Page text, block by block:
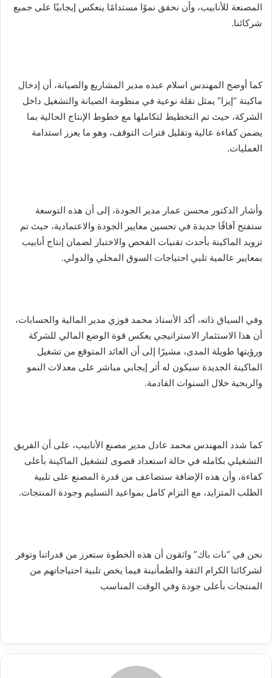
المصنعة للأنابيب، وأن نحقق نموًا مستدامًا ينعكس إيجابيًا على جميع
شركائنا.
كما أوضح المهندس اسلام عبده مدير المشاريع والصيانة، أن إدخال
ماكينة “إيزا” يمثل نقلة نوعية في منظومة الصيانة والتشغيل داخل
الشركة، حيث تم التخطيط لتكاملها مع خطوط الإنتاج الحالية بما
يضمن كفاءة عالية وتقليل فترات التوقف، وهو ما يعزز استدامة
العمليات.
وأشار الدكتور محسن عمار مدير الجودة، إلى أن هذه التوسعة
ستفتح آفاقًا جديدة في تحسين معايير الجودة والاعتمادية، حيث تم
تزويد الماكينة بأحدث تقنيات الفحص والاختبار لضمان إنتاج أنابيب
بمعايير عالمية تلبي احتياجات السوق المحلي والدولي.
وفي السياق ذاته، أكد الأستاذ محمد فوزي مدير المالية والحسابات،
أن هذا الاستثمار الاستراتيجي يعكس قوة الوضع المالي للشركة
ورؤيتها طويلة المدى، مشيرًا إلى أن العائد المتوقع من تشغيل
الماكينة الجديدة سيكون له أثر إيجابي مباشر على معدلات النمو
والربحية خلال السنوات القادمة.
كما شدد المهندس محمد عادل مدير مصنع الأنابيب، على أن الفريق
التشغيلي بكامله في حالة استعداد قصوى لتشغيل الماكينة بأعلى
كفاءة، وأن هذه الإضافة ستضاعف من قدرة المصنع على تلبية
الطلب المتزايد، مع التزام كامل بمواعيد التسليم وجودة المنتجات.
نحن في “نات باك” واثقون أن هذه الخطوة ستعزز من قدراتنا وتوفر
لشركائنا الكرام الثقة والطمأنينة فيما يخص تلبية احتياجاتهم من
المنتجات بأعلى جودة وفي الوقت المناسب